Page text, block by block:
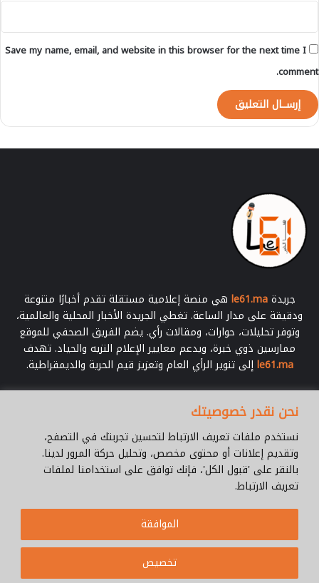
نحن نقدر خصوصيتك
نستخدم ملفات تعريف الارتباط لتحسين تجربتك في التصفح،
وتقديم إعلانات أو محتوى مخصص، وتحليل حركة المرور لدينا.
بالنقر على 'قبول الكل'، فإنك توافق على استخدامنا لملفات
تعريف الارتباط.
تخصيص
الموافقة
Save my name, email, and website in this browser for the next time I
comment.
جريدةle61.ma هي منصة إعلامية مستقلة تقدم أخبارًا متنوعة
ودقيقة على مدار الساعة. تغطي الجريدة الأخبار المحلية والعالمية،
وتوفر تحليلات، حوارات، ومقالات رأي. يضم الفريق الصحفي للموقع
ممارسين ذوي خبرة، ويدعم معايير الإعلام النزيه والحياد. تهدف
le61.maإلى تنوير الرأي العام وتعزيز قيم الحرية والديمقراطية.
أدخل
بريدك
الإلكتروني
© جميع الحقوق محفوظة 2026 |
Le61.ma
فريق العمل للإتصال
Facebook
YouTube